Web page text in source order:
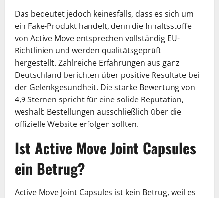
Das bedeutet jedoch keinesfalls, dass es sich um
ein Fake-Produkt handelt, denn die Inhaltsstoffe
von Active Move entsprechen vollständig EU-
Richtlinien und werden qualitätsgeprüft
hergestellt. Zahlreiche Erfahrungen aus ganz
Deutschland berichten über positive Resultate bei
der Gelenkgesundheit. Die starke Bewertung von
4,9 Sternen spricht für eine solide Reputation,
weshalb Bestellungen ausschließlich über die
offizielle Website erfolgen sollten.
Ist Active Move Joint Capsules
ein Betrug?
Active Move Joint Capsules ist kein Betrug, weil es